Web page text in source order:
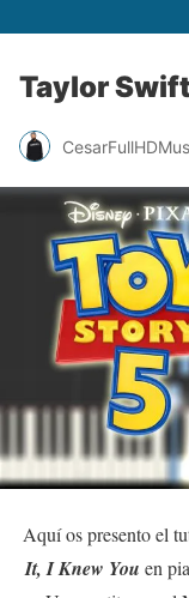
Taylor
Aquí os presento el
It, I Knew You en